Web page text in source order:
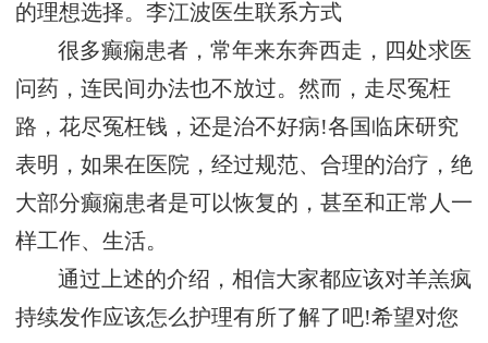
的理想选择。 李江波医生联系方式
很多癫痫患者，常年来东奔西走，四处求医
问药，连民间办法也不放过。然而，走尽冤枉
路，花尽冤枉钱，还是治不好病!各国临床研究
表明，如果在医院，经过规范、合理的治疗，绝
大部分癫痫患者是可以恢复的，甚至和正常人一
样工作、生活。
通过上述的介绍，相信大家都应该对羊羔疯
持续发作应该怎么护理有所了解了吧!希望对您